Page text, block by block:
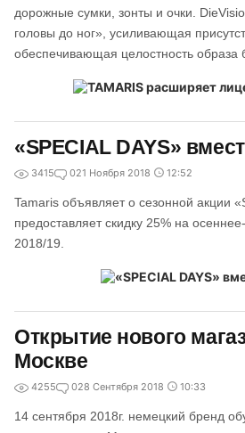
дорожные сумки, зонты и очки.
головы до ног», усиливающая
обеспечивающая целостность образа
«SPECIAL DAYS»
3415 021 Ноября 2018 12:52
Tamaris объявляет о сезонной акции
предоставляет скидку 25% на
2018/19.
Открытие нового
Москве
4255 028 Сентября 2018 10:33
14 сентября 2018г. немецкий бренд